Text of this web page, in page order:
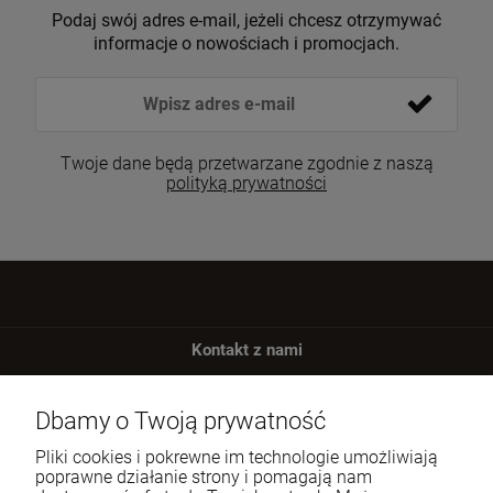
Podaj swój adres e-mail, jeżeli chcesz otrzymywać
informacje o nowościach i promocjach.
Twoje dane będą przetwarzane zgodnie z naszą
polityką prywatności
Kontakt z nami
Zadzwoń lub napisz do nas
Tel.:
+48 516 452 080
Dbamy o Twoją prywatność
Pliki cookies i pokrewne im technologie umożliwiają
poprawne działanie strony i pomagają nam